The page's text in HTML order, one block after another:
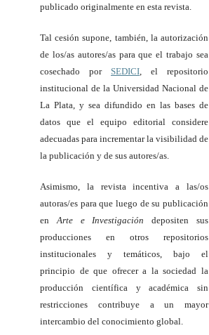
publicado originalmente en esta revista.
Tal cesión supone, también, la autorización
de los/as autores/as para que el trabajo sea
cosechado por SEDICI, el repositorio
institucional de la Universidad Nacional de
La Plata, y sea difundido en las bases de
datos que el equipo editorial considere
adecuadas para incrementar la visibilidad de
la publicación y de sus autores/as.
Asimismo, la revista incentiva a las/os
autoras/es para que luego de su publicación
enArte e Investigación depositen sus
producciones en otros repositorios
institucionales y temáticos, bajo el
principio de que ofrecer a la sociedad la
producción científica y académica sin
restricciones contribuye a un mayor
intercambio del conocimiento global.